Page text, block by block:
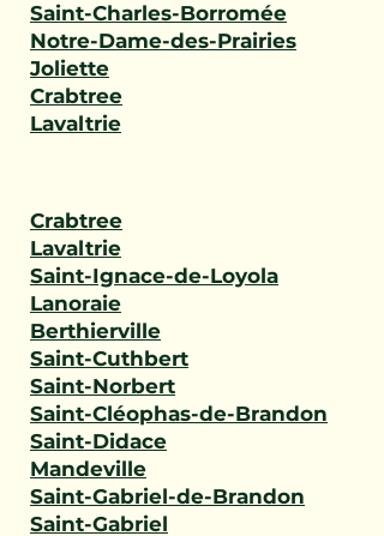
Saint-Charles-Borromée
Notre-Dame-des-Prairies
Joliette
Crabtree
Lavaltrie
Crabtree
Lavaltrie
Saint-Ignace-de-Loyola
Lanoraie
Berthierville
Saint-Cuthbert
Saint-Norbert
Saint-Cléophas-de-Brandon
Saint-Didace
Mandeville
Saint-Gabriel-de-Brandon
Saint-Gabriel